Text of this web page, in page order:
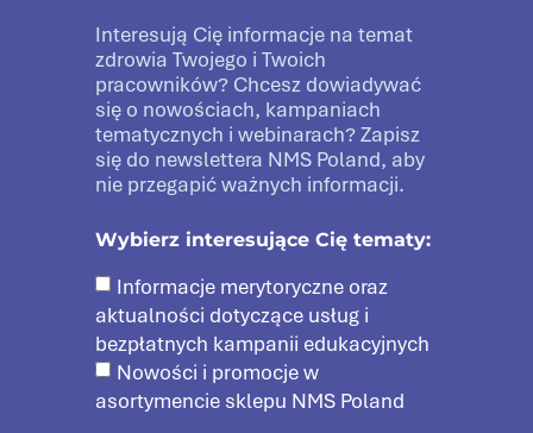
Interesują Cię informacje na temat
zdrowia Twojego i Twoich
pracowników? Chcesz dowiadywać
się o nowościach, kampaniach
tematycznych i webinarach? Zapisz
się do newslettera NMS Poland, aby
nie przegapić ważnych informacji.
Wybierz interesujące Cię tematy:
Informacje merytoryczne oraz
aktualności dotyczące usług i
bezpłatnych kampanii edukacyjnych
Nowości i promocje w
asortymencie sklepu NMS Poland